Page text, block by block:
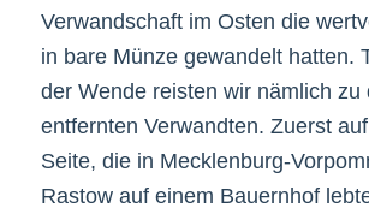
Verwandschaft im Osten die
in bare Münze gewandelt hatten.
der Wende reisten wir nämlich zu
entfernten Verwandten. Zuerst
Seite, die in Mecklenburg-
Rastow auf einem Bauernhof